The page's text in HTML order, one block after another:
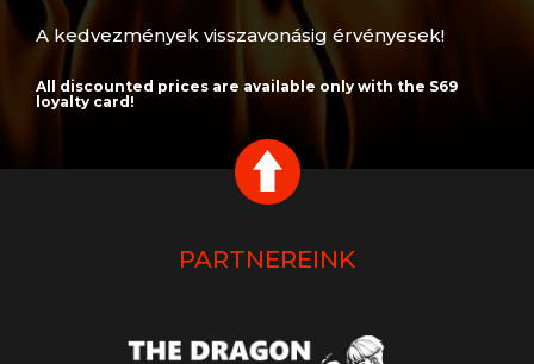
A kedvezmények visszavonásig érvényesek!
All discounted prices are available only with the S69
loyalty card!
PARTNEREINK